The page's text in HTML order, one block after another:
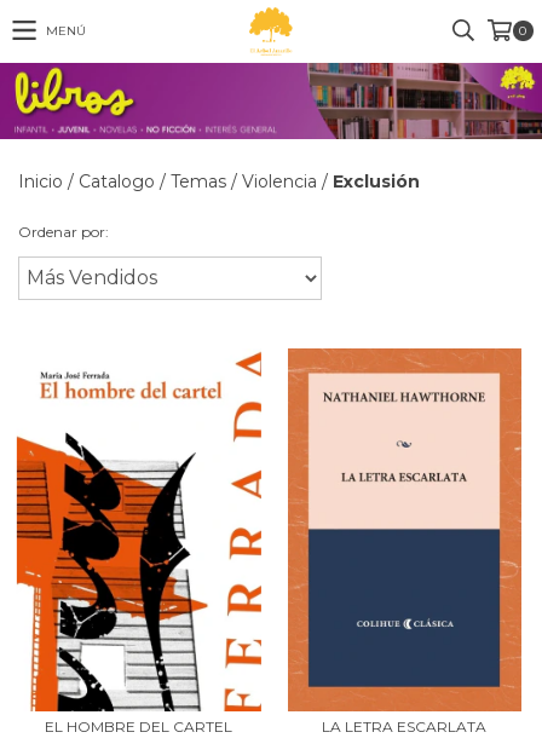
MENÚ 0
Inicio / Catalogo / Temas / Violencia / Exclusión
Ordenar por:
EL HOMBRE DEL CARTEL LA LETRA ESCARLATA